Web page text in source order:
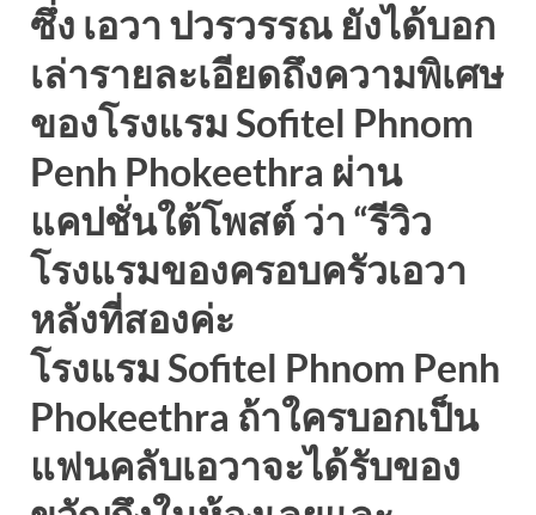
ซึ่ง เอวา ปวรวรรณ ยังได้บอก
เล่ารายละเอียดถึงความพิเศษ
ของโรงแรม Sofitel Phnom
Penh Phokeethra ผ่าน
แคปชั่นใต้โพสต์ ว่า “รีวิว
โรงแรมของครอบครัวเอวา
หลังที่สองค่ะ
โรงแรม Sofitel Phnom Penh
Phokeethra ถ้าใครบอกเป็น
แฟนคลับเอวาจะได้รับของ